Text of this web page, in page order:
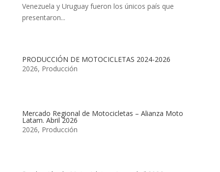
Venezuela y Uruguay fueron los únicos país que
presentaron...
PRODUCCIÓN DE MOTOCICLETAS 2024-2026
2026, Producción
Mercado Regional de Motocicletas – Alianza Moto
Latam. Abril 2026
2026, Producción